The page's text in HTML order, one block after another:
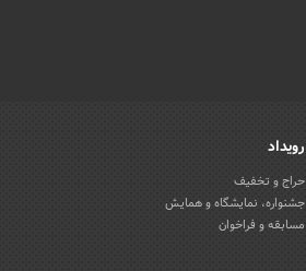
رویداد
حراج و تخفیف
جشنواره، نمایشگاه و همایش
مسابقه و فراخوان